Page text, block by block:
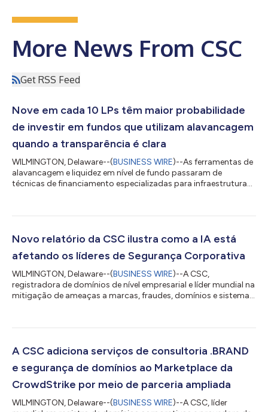
More News From CSC
Get RSS Feed
Nove em cada 10 LPs têm maior probabilidade
de investir em fundos que utilizam alavancagem
quando a transparência é clara
WILMINGTON, Delaware--(BUSINESS WIRE)--As ferramentas de
alavancagem e liquidez em nível de fundo passaram de
técnicas de financiamento especializadas para infraestrutura
negócios e conformidade. Os resultados mostram que os
ao uso dessas ferramentas quando a transparência é clara,
Novo relatório da CSC ilustra como a IA está
afetando os líderes de Segurança Corporativa
WILMINGTON, Delaware--(BUSINESS WIRE)--A CSC,
registradora de domínios de nível empresarial e líder mundial na
mitigação de ameaças a marcas, fraudes, domínios e sistemas
estão se adaptando a um ecossistema de inteligência artificial
tradicionais, como interrupções de DNS. De acordo com o
relatório CISO Outlook 2026, da C...
A CSC adiciona serviços de consultoria .BRAND
e segurança de domínios ao Marketplace da
CrowdStrike por meio de parceria ampliada
WILMINGTON, Delaware--(BUSINESS WIRE)--A CSC, líder